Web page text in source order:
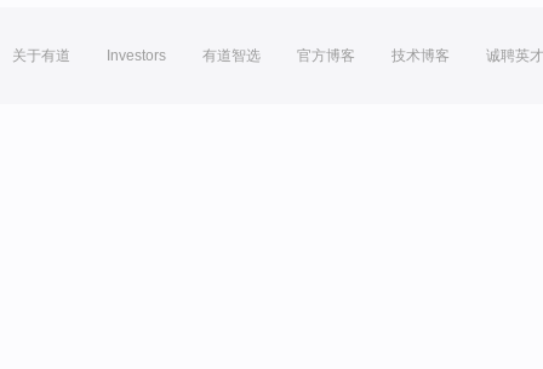
关于有道 Investors 有道智选 官方博客 技术博客 诚聘英才